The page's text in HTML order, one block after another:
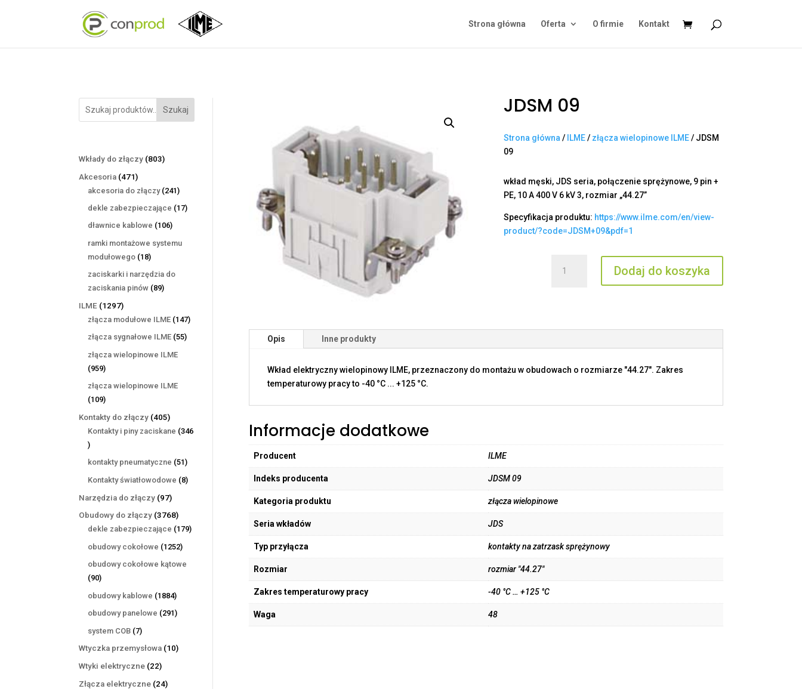
Strona główna Oferta O firmie Kontakt
Szukaj
Wkłady do złączy 803803
Akcesoria 471471
produktów
akcesoria do złączy 241241
produktów
dekle zabezpieczające 1717
dławnice kablowe 106106
ramki montażowe systemu
modułowego 1818
produktów
zaciskarki i narzędzia do
zaciskania pinów 8989
ILME 12971297
produktów
złącza modułowe ILME 147147
złącza sygnałowe ILME 5555
złącza wielopinowe ILME
959959
produktów
złącza wielopinowe ILME
109109
produktów
Kontakty do złączy 405405
produktów
Kontakty i piny zaciskane 346
346
produktów
kontakty pneumatyczne 5151
produktów
Kontakty światłowodowe 88
Narzędzia do złączy 9797
produktów
Obudowy do złączy 37683768
produktów
dekle zabezpieczające 179179
obudowy cokołowe 12521252
obudowy cokołowe kątowe
9090
produktów
obudowy kablowe 18841884
produkty
obudowy panelowe 291291
system COB 77
produktów
Wtyczka przemysłowa 1010
Wtyki elektryczne 2222
produkty
Złącza elektryczne 2424
JDSM 09
Strona główna / ILME/ złącza wielopinowe ILME/ JDSM
09
wkład męski, JDS seria, połączenie sprężynowe, 9 pin +
PE, 10 A 400 V 6 kV 3, rozmiar „44.27”
Specyfikacja produktu: https://www.ilme.com/en/view-
product/?code=JDSM+09&pdf=1
JDSM
Dodaj do koszyka
Opis Inne produkty
Wkład elektryczny wielopinowy ILME, przeznaczony do montażu w obudowach o rozmiarze "44.27". Zakres
temperaturowy pracy to -40 °C ... +125 °C.
Informacje dodatkowe
Producent ILME
Indeks producenta JDSM 09
Kategoria produktu złącza wielopinowe
Seria wkładów JDS
Typ przyłącza kontakty na zatrzask sprężynowy
Rozmiar rozmiar "44.27"
Zakres temperaturowy pracy -40 °C … +125 °C
Waga 48